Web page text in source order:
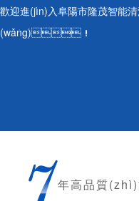
歡迎進(jìn)入阜陽市隆茂智能
(wǎng)！
年高品質